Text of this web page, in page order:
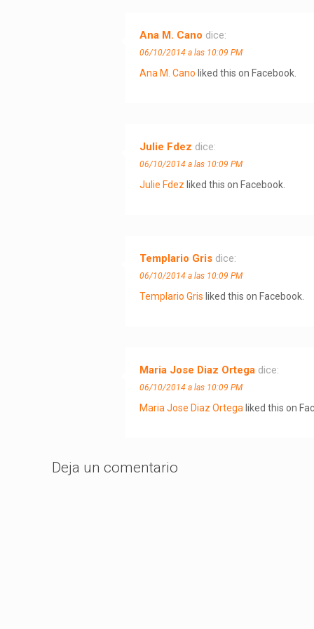
Ana M. Cano dice:
06/10/2014 a las 10:09 PM
Ana M. Cano liked this on Facebook.
Julie Fdez dice:
06/10/2014 a las 10:09 PM
Julie Fdez liked this on Facebook.
Templario Gris dice:
06/10/2014 a las 10:09 PM
Templario Gris liked this on Facebook.
Maria Jose Diaz Ortega dice:
06/10/2014 a las 10:09 PM
Maria Jose Diaz Ortega liked this on
Deja un comentario